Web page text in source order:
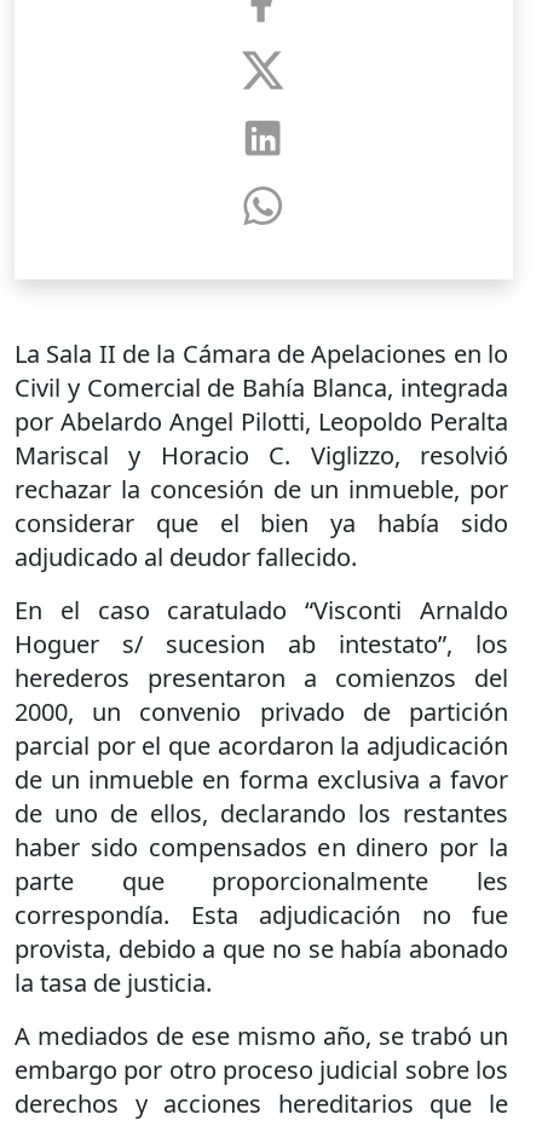
La Sala II de la Cámara de Apelaciones en lo
Civil y Comercial de Bahía Blanca, integrada
por Abelardo Angel Pilotti, Leopoldo Peralta
Mariscal y Horacio C. Viglizzo, resolvió
rechazar la concesión de un inmueble, por
considerar que el bien ya había sido
adjudicado al deudor fallecido.
En el caso caratulado “Visconti Arnaldo
Hoguer s/ sucesion ab intestato”, los
herederos presentaron a comienzos del
2000, un convenio privado de partición
parcial por el que acordaron la adjudicación
de un inmueble en forma exclusiva a favor
de uno de ellos, declarando los restantes
haber sido compensados en dinero por la
parte que proporcionalmente les
correspondía. Esta adjudicación no fue
provista, debido a que no se había abonado
la tasa de justicia.
A mediados de ese mismo año, se trabó un
embargo por otro proceso judicial sobre los
derechos y acciones hereditarios que le